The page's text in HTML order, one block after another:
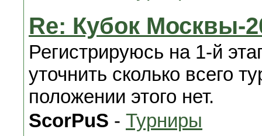
Re: Кубок Москвы-
Регистрируюсь на 1-й
уточнить сколько всего
положении этого нет.
ScorPuS - Турниры